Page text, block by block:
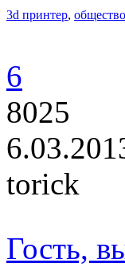
3d принтер, общество
6
8025
torick
Гость,